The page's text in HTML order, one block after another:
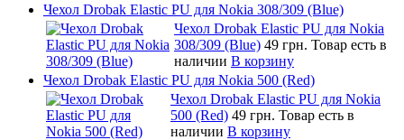
Чехол Drobak Elastic PU для Nokia 308/309 (Blue)
Чехол Drobak Elastic PU для Nokia
308/309 (Blue) 49 грн. Товар есть в
наличии В корзину
Чехол Drobak Elastic PU для Nokia 500 (Red)
Чехол Drobak Elastic PU для Nokia
500 (Red) 49 грн. Товар есть в
наличии В корзину